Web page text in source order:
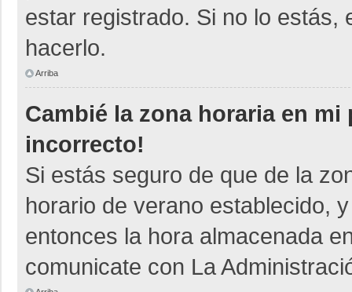
estar registrado. Si no lo estás,
hacerlo.
Arriba
Cambié la zona horaria en
incorrecto!
Si estás seguro de que de la
horario de verano establecido,
entonces la hora almacenada
comunicate con La